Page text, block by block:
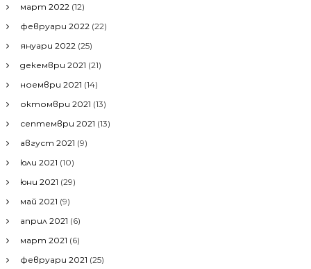
март 2022 (12)
февруари 2022 (22)
януари 2022 (25)
декември 2021 (21)
ноември 2021 (14)
октомври 2021 (13)
септември 2021 (13)
август 2021 (9)
юли 2021 (10)
юни 2021 (29)
май 2021 (9)
април 2021 (6)
март 2021 (6)
февруари 2021 (25)